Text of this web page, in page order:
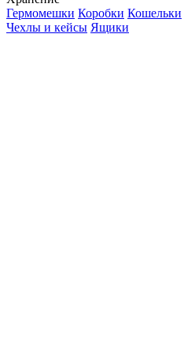
Гермомешки Коробки Кошельки
Чехлы и кейсы Ящики